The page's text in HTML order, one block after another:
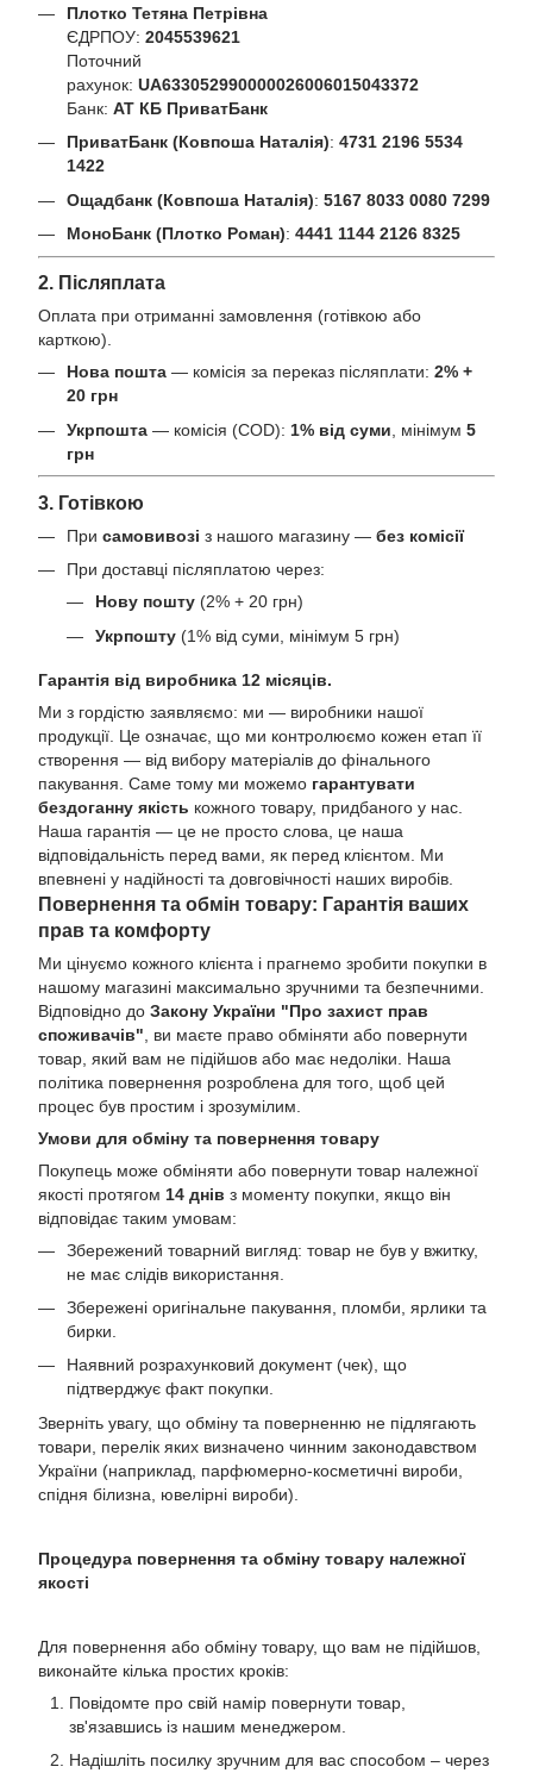
Плотко Тетяна Петрівна
ЄДРПОУ: 2045539621
Поточний
рахунок: UA633052990000026006015043372
Банк: АТ КБ ПриватБанк
ПриватБанк (Ковпоша Наталія): 4731 2196 5534
1422
Ощадбанк (Ковпоша Наталія): 5167 8033 0080 7299
МоноБанк (Плотко Роман): 4441 1144 2126 8325
2. Післяплата
Оплата при отриманні замовлення (готівкою або
карткою).
Нова пошта — комісія за переказ післяплати: 2% +
20 грн
Укрпошта — комісія (COD): 1% від суми , мінімум 5
грн
3. Готівкою
При самовивозі з нашого магазину — без комісії
При доставці післяплатою через:
Нову пошту (2% + 20 грн)
Укрпошту (1% від суми, мінімум 5 грн)
Гарантія від виробника 12 місяців.
Ми з гордістю заявляємо: ми — виробники нашої
продукції. Це означає, що ми контролюємо кожен етап її
створення — від вибору матеріалів до фінального
пакування. Саме тому ми можемо гарантувати
бездоганну якість кожного товару, придбаного у нас.
Наша гарантія — це не просто слова, це наша
відповідальність перед вами, як перед клієнтом. Ми
впевнені у надійності та довговічності наших виробів.
Повернення та обмін товару: Гарантія ваших
прав та комфорту
Ми цінуємо кожного клієнта і прагнемо зробити покупки в
нашому магазині максимально зручними та безпечними.
Відповідно до Закону України "Про захист прав
споживачів" , ви маєте право обміняти або повернути
товар, який вам не підійшов або має недоліки. Наша
політика повернення розроблена для того, щоб цей
процес був простим і зрозумілим.
Умови для обміну та повернення товару
Покупець може обміняти або повернути товар належної
якості протягом 14 днів з моменту покупки, якщо він
відповідає таким умовам:
Збережений товарний вигляд: товар не був у вжитку,
не має слідів використання.
Збережені оригінальне пакування, пломби, ярлики та
бирки.
Наявний розрахунковий документ (чек), що
підтверджує факт покупки.
Зверніть увагу, що обміну та поверненню не підлягають
товари, перелік яких визначено чинним законодавством
України (наприклад, парфюмерно-косметичні вироби,
спідня білизна, ювелірні вироби).
Процедура повернення та обміну товару належної
якості
Для повернення або обміну товару, що вам не підійшов,
виконайте кілька простих кроків:
Повідомте про свій намір повернути товар,
зв'язавшись із нашим менеджером.
Надішліть посилку зручним для вас способом – через